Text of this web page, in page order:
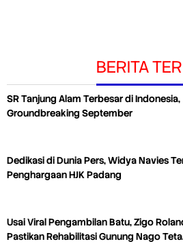
BERITA
SR Tanjung Alam Terbesar di Indonesia,
Groundbreaking September
Dedikasi di Dunia Pers, Widya Navies
Penghargaan HJK Padang
Usai Viral Pengambilan Batu, Zigo
Pastikan Rehabilitasi Gunung Nago